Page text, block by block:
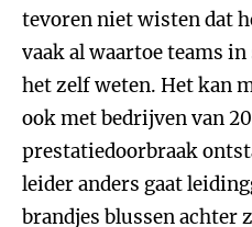
tevoren niet wisten dat
vaak al waartoe teams
het zelf weten. Het kan
ook met bedrijven van
prestatiedoorbraak
leider anders gaat
brandjes blussen achter